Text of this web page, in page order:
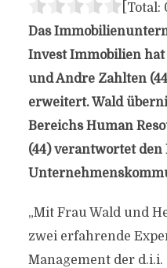
[Total:
Das
Invest Immobilien
und Andre Zahlten
erweitert. Wald
Bereichs Human
(44) verantwortet
„Mit Frau Wald und
zwei erfahrende
Management der